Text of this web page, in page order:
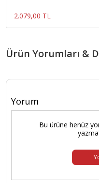
2.079,00 TL
Ürün Yorumları &
Yorum
Bu ürüne henüz